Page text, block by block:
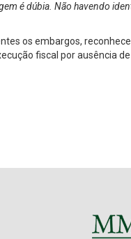
é dúbia. Não havendo
os embargos,
fiscal por ausência